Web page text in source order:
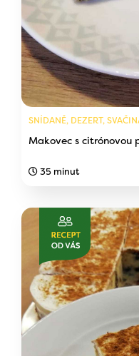
SNÍDANĚ, DEZERT,
Makovec s citrónovou
35 minut